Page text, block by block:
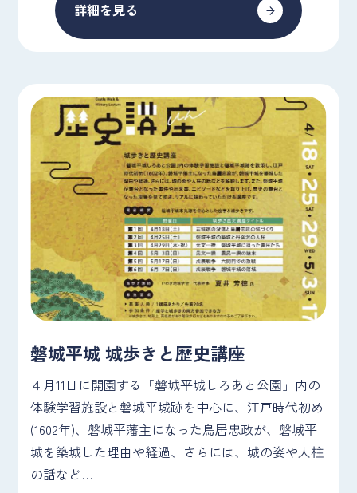
詳細を見る
磐城平城 城歩きと歴史講座
４月11日に開園する「磐城平城しろあと公園」内の
体験学習施設と磐城平城跡を中心に、江戸時代初め
(1602年)、磐城平藩主になった鳥居忠政が、磐城平
城を築城した理由や経過、さらには、城の姿や人柱
の話など…